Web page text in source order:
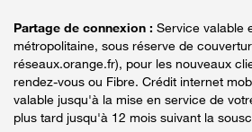
Partage de connexion : Service valable
métropolitaine, sous réserve de
réseaux.orange.fr), pour les nouveaux
rendez-vous ou Fibre. Crédit internet
valable jusqu'à la mise en service de
plus tard jusqu'à 12 mois suivant la